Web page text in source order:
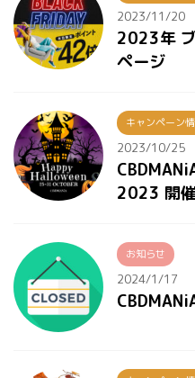
2023/11/20
2023年
ページ
キャンペーン
2023/10/25
2023 開
お知らせ
2024/1/17